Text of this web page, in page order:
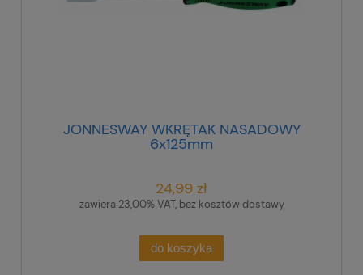
JONNESWAY WKRĘTAK NASADOWY
6x125mm
24,99 zł
zawiera 23,00% VAT, bez kosztów dostawy
do koszyka